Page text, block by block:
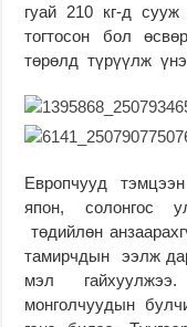
гуай 210 кг-д
тогтосон бол
төрөлд түрүүлж
Европчууд
япон, солонгос
төдийлөн
тамирчдын ээлж
мэл
монголчуудын